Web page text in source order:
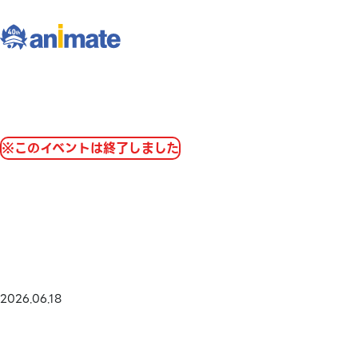
※このイベントは終了しました
2026.06.18